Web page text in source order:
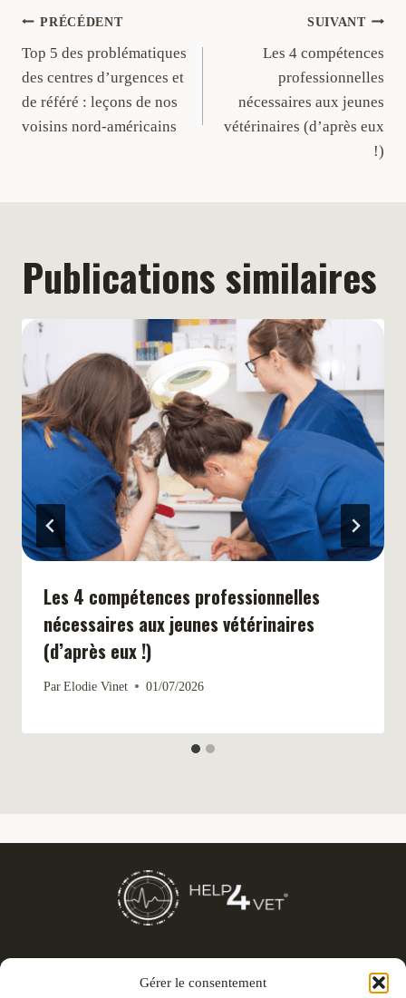
Gérer le consentement
Navigation
de
l’article
PRÉCÉDENT
Top 5 des problématiques
des centres d’urgences et
de référé : leçons de nos
voisins nord-américains
SUIVANT
Les 4 compétences
professionnelles
nécessaires aux jeunes
vétérinaires (d’après eux
!)
Publications similaires
Les 4 compétences professionnelles
nécessaires aux jeunes vétérinaires
(d’après eux !)
Par Elodie Vinet 01/07/2026